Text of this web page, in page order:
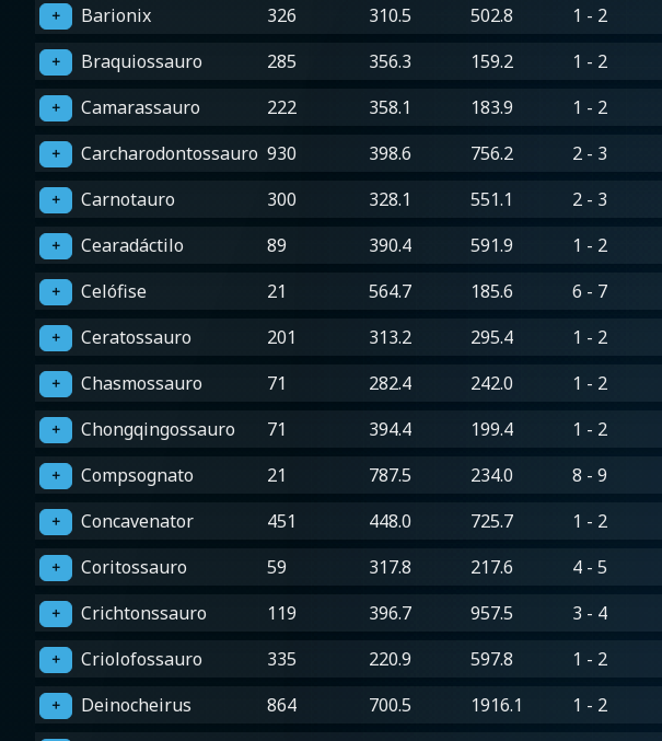
＋ Barionix 326 310.5 502.8 1 - 2
＋ Braquiossauro 285 356.3 159.2 1 - 2
＋ Camarassauro 222 358.1 183.9 1 - 2
＋ Carcharodontossauro 930 398.6 756.2 2 - 3
＋ Carnotauro 300 328.1 551.1 2 - 3
＋ Cearadáctilo 89 390.4 591.9 1 - 2
＋ Celófise 21 564.7 185.6 6 - 7
＋ Ceratossauro 201 313.2 295.4 1 - 2
＋ Chasmossauro 71 282.4 242.0 1 - 2
＋ Chongqingossauro 71 394.4 199.4 1 - 2
＋ Compsognato 21 787.5 234.0 8 - 9
＋ Concavenator 451 448.0 725.7 1 - 2
＋ Coritossauro 59 317.8 217.6 4 - 5
＋ Crichtonssauro 119 396.7 957.5 3 - 4
＋ Criolofossauro 335 220.9 597.8 1 - 2
＋ Deinocheirus 864 700.5 1916.1 1 - 2